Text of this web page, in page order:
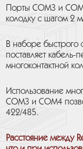
Порты СОМ3 и
колодку с шагом 2
В наборе быстрого
поставляет кабель-
многоконтактной
Использование
СОМ3 и СОМ4
422/485.
Расстояние между